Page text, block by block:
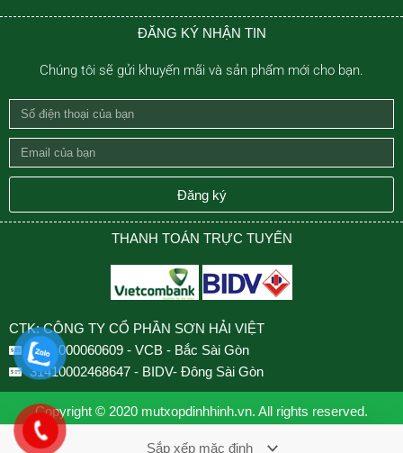
ĐĂNG KÝ NHẬN TIN
Chúng tôi sẽ gửi khuyến mãi và sản phẩm mới cho bạn.
Số
điện
thoại
của
Email
của
Đăng ký
THANH TOÁN TRỰC TUYẾN
CTK: CÔNG TY CỔ PHẦN SƠN HẢI VIỆT
0501000060609 - VCB - Bắc Sài Gòn
31410002468647 - BIDV- Đông Sài Gòn
Copyright © 2020 mutxopdinhhinh.vn. All rights reserved.